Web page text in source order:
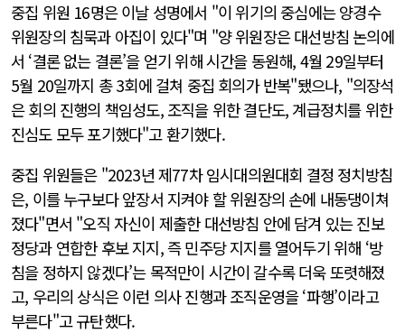
중집 위원 16명은 이날 성명에서 "이 위기의 중심에는 양경수
위원장의 침묵과 아집이 있다"며 "양 위원장은 대선방침 논의에
서 ‘결론 없는 결론’을 얻기 위해 시간을 동원해, 4월 29일부터
5월 20일까지 총 3회에 걸쳐 중집 회의가 반복"됐으나, "의장석
은 회의 진행의 책임성도, 조직을 위한 결단도, 계급정치를 위한
진심도 모두 포기했다"고 환기했다.
중집 위원들은 "2023년 제77차 임시대의원대회 결정 정치방침
은, 이를 누구보다 앞장서 지켜야 할 위원장의 손에 내동댕이쳐
졌다"면서 "오직 자신이 제출한 대선방침 안에 담겨 있는 진보
정당과 연합한 후보 지지, 즉 민주당 지지를 열어두기 위해 ‘방
침을 정하지 않겠다’는 목적만이 시간이 갈수록 더욱 또렷해졌
고, 우리의 상식은 이런 의사 진행과 조직운영을 ‘파행’이라고
부른다"고 규탄했다.